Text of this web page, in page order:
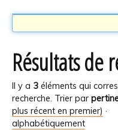
Résultats de
Il y a 3 éléments qui
recherche. Trier par
plus récent en premier) ·
alphabétiquement